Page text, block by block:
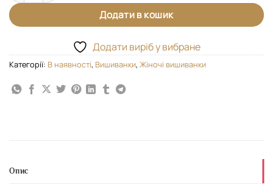
Додати в кошик
Додати виріб у вибране
Категорії: В наявності, Вишиванки, Жіночі вишиванки
Опис